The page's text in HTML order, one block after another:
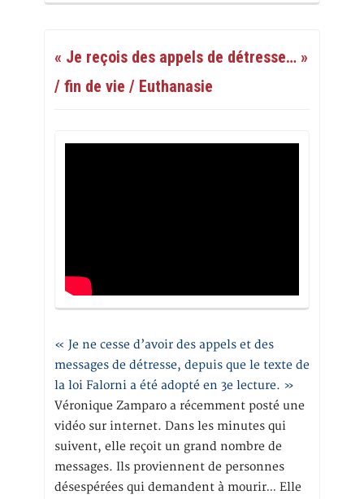
« Je reçois des appels de détresse… »
/ fin de vie / Euthanasie
« Je ne cesse d’avoir des appels et des
messages de détresse, depuis que le texte de
la loi Falorni a été adopté en 3e lecture. »
Véronique Zamparo a récemment posté une
vidéo sur internet. Dans les minutes qui
suivent, elle reçoit un grand nombre de
messages. Ils proviennent de personnes
désespérées qui demandent à mourir… Elle